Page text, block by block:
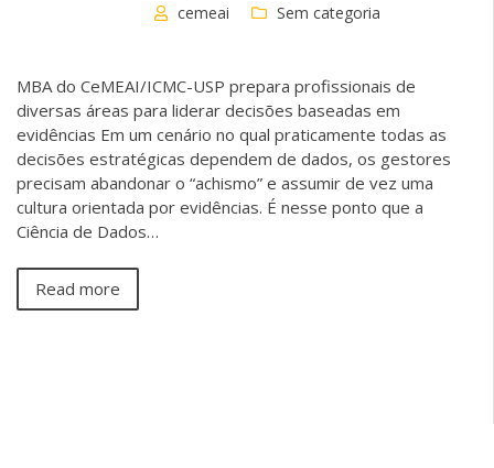
cemeai Sem categoria
MBA do CeMEAI/ICMC-USP prepara profissionais de
diversas áreas para liderar decisões baseadas em
evidências Em um cenário no qual praticamente todas as
decisões estratégicas dependem de dados, os gestores
precisam abandonar o “achismo” e assumir de vez uma
cultura orientada por evidências. É nesse ponto que a
Ciência de Dados…
Read more